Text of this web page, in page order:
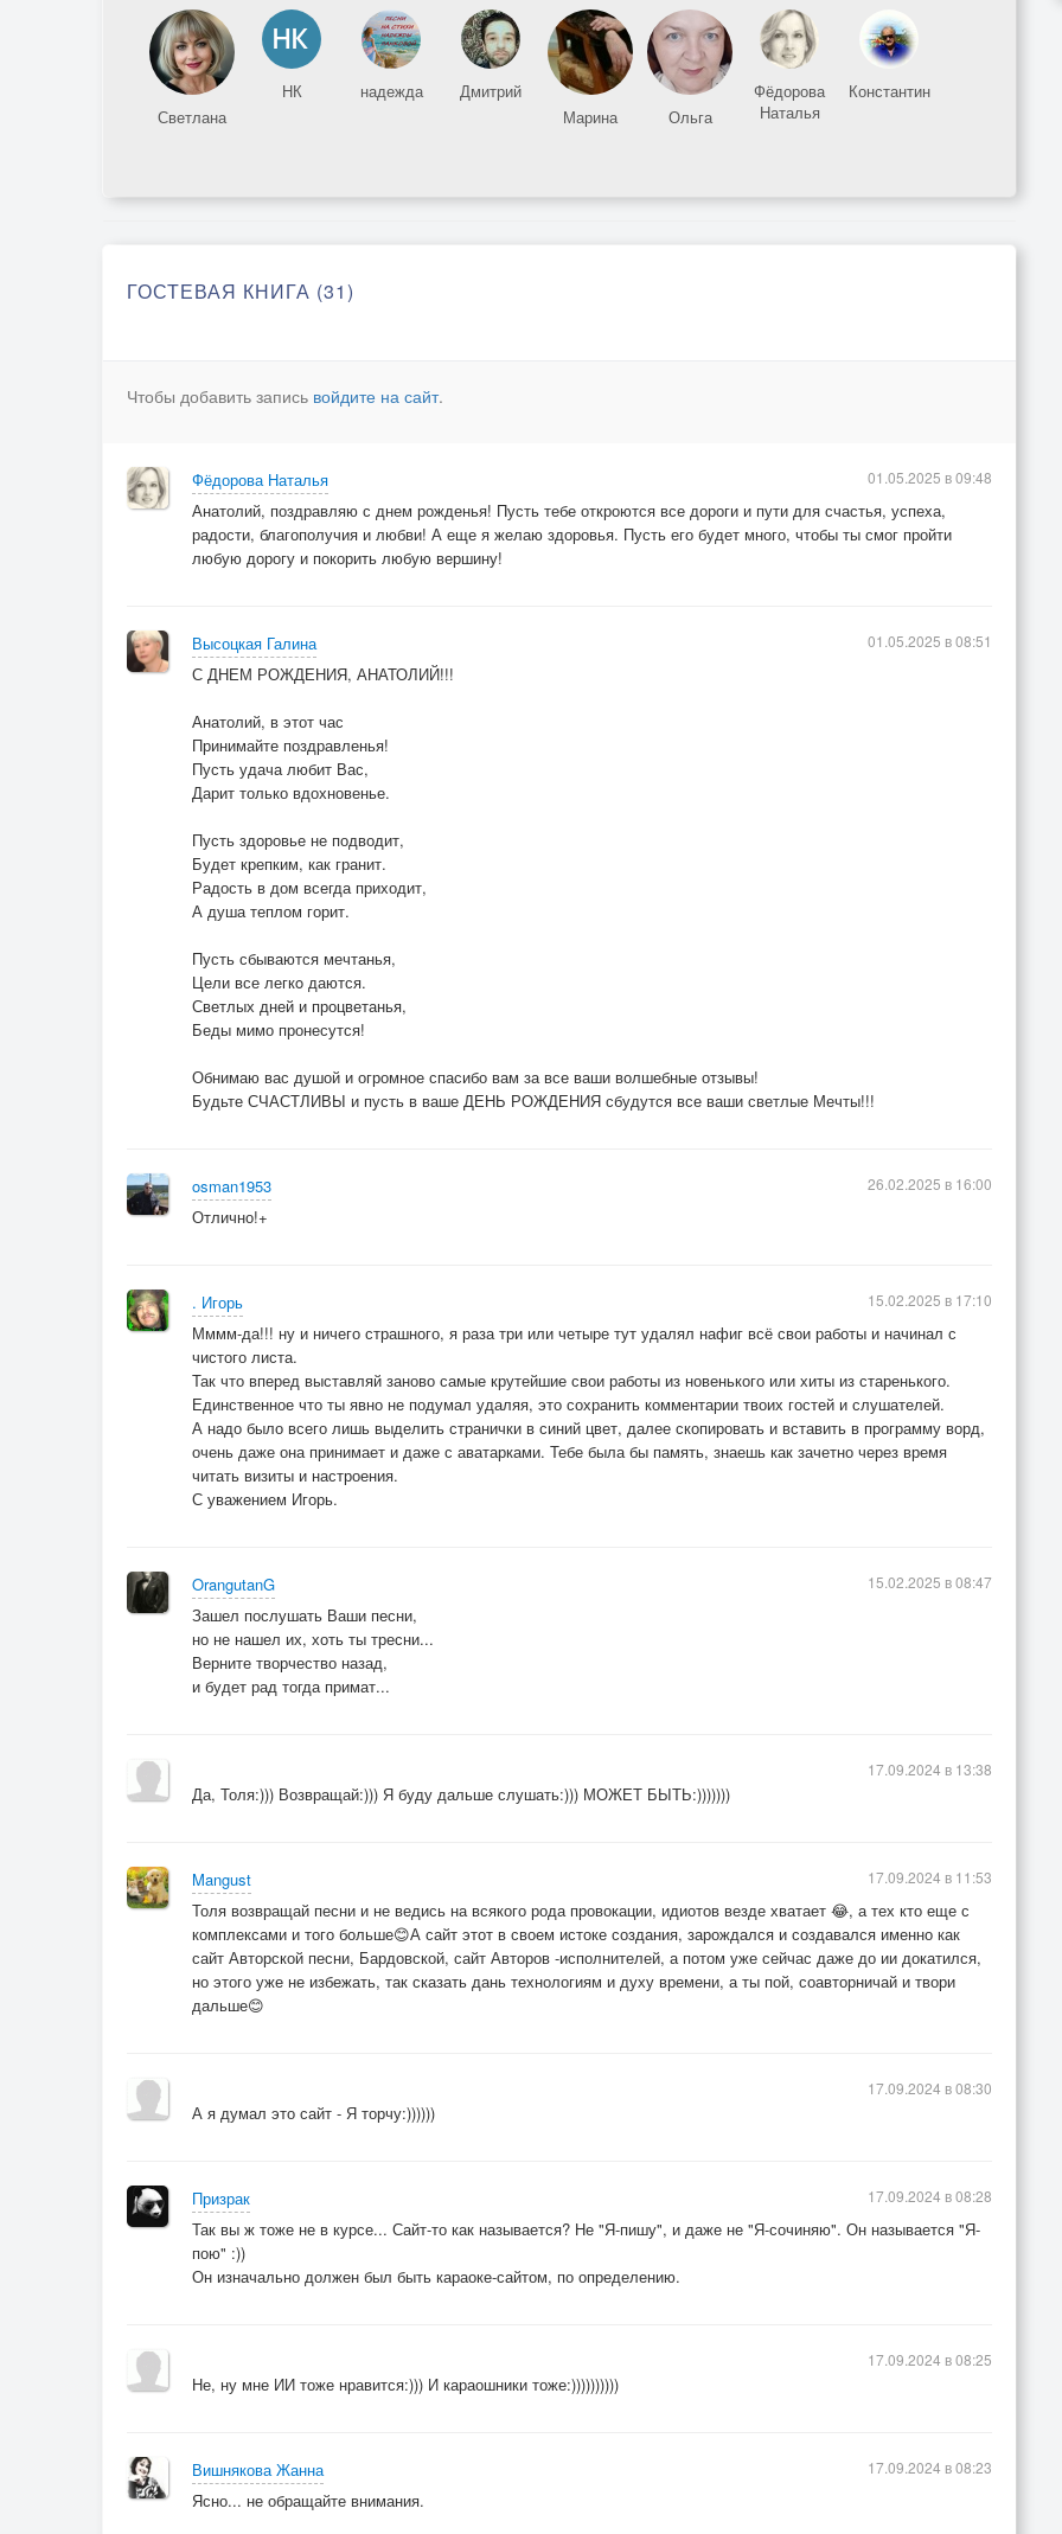
Светлана
НК надежда
Дмитрий
Марина
Ольга
Фёдорова
Наталья
Константин
ГОСТЕВАЯ КНИГА (31)
Чтобы добавить запись войдите на сайт.
Фёдорова Наталья
Анатолий, поздравляю с днем рожденья! Пусть тебе откроются все дороги и пути для счастья, успеха,
радости, благополучия и любви! А еще я желаю здоровья. Пусть его будет много, чтобы ты смог пройти
любую дорогу и покорить любую вершину!
01.05.2025 в 09:48
Высоцкая Галина
С ДНЕМ РОЖДЕНИЯ, АНАТОЛИЙ!!!
Анатолий, в этот час
Принимайте поздравленья!
Пусть удача любит Вас,
Дарит только вдохновенье.
Пусть здоровье не подводит,
Будет крепким, как гранит.
Радость в дом всегда приходит,
А душа теплом горит.
Пусть сбываются мечтанья,
Цели все легкo даются.
Светлых дней и процветанья,
Беды мимо пронесутся!
Обнимаю вас душой и огромное спасибо вам за все ваши волшебные отзывы!
Будьте СЧАСТЛИВЫ и пусть в ваше ДЕНЬ РОЖДЕНИЯ сбудутся все ваши светлые Мечты!!!
01.05.2025 в 08:51
osman1953
Отлично!+
26.02.2025 в 16:00
. Игорь
Мммм-да!!! ну и ничего страшного, я раза три или четыре тут удалял нафиг всё свои работы и начинал с
чистого листа.
Так что вперед выставляй заново самые крутейшие свои работы из новенького или хиты из старенького.
Единственное что ты явно не подумал удаляя, это сохранить комментарии твоих гостей и слушателей.
А надо было всего лишь выделить странички в синий цвет, далее скопировать и вставить в программу ворд,
очень даже она принимает и даже с аватарками. Тебе была бы память, знаешь как зачетно через время
читать визиты и настроения.
С уважением Игорь.
15.02.2025 в 17:10
OrangutanG
Зашел послушать Ваши песни,
но не нашел их, хоть ты тресни...
Верните творчество назад,
и будет рад тогда примат...
15.02.2025 в 08:47
Да, Толя:))) Возвращай:))) Я буду дальше слушать:))) МОЖЕТ БЫТЬ:)))))))
17.09.2024 в 13:38
Mangust
Толя возвращай песни и не ведись на всякого рода провокации, идиотов везде хватает 😂, а тех кто еще с
комплексами и того больше😊А сайт этот в своем истоке создания, зарождался и создавался именно как
сайт Авторской песни, Бардовской, сайт Авторов -исполнителей, а потом уже сейчас даже до ии докатился,
но этого уже не избежать, так сказать дань технологиям и духу времени, а ты пой, соавторничай и твори
дальше😊
17.09.2024 в 11:53
А я думал это сайт - Я торчу:))))))
17.09.2024 в 08:30
Призрак
Так вы ж тоже не в курсе... Сайт-то как называется? Не "Я-пишу", и даже не "Я-сочиняю". Он называется "Я-
пою" :))
Он изначально должен был быть караоке-сайтом, по определению.
17.09.2024 в 08:28
Не, ну мне ИИ тоже нравится:))) И караошники тоже:))))))))))
17.09.2024 в 08:25
Вишнякова Жанна
Ясно... не обращайте внимания.
17.09.2024 в 08:23